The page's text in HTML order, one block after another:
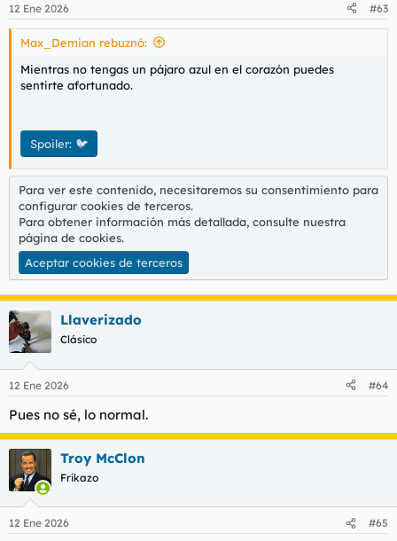
e
s
12 Ene 2026 #63
Max_Demian rebuznó:
Mientras no tengas un pájaro azul en el corazón puedes
sentirte afortunado.
Spoiler: 🐦
Para ver este contenido, necesitaremos su consentimiento para
configurar cookies de terceros.
Para obtener información más detallada, consulte nuestra
página de cookies.
Aceptar cookies de terceros
Llaverizado
Clásico
12 Ene 2026 #64
Pues no sé, lo normal.
Troy McClon
Frikazo
12 Ene 2026 #65